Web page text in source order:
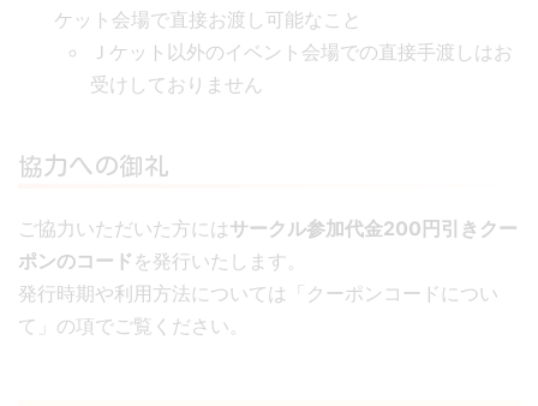
ケット会場で直接お渡し可能なこと
Ｊケット以外のイベント会場での直接手渡しはお
受けしておりません
協力への御礼
ご協力いただいた方にはサークル参加代金200円引きクー
ポンのコード を発行いたします。
発行時期や利用方法については「クーポンコードについ
て」の項でご覧ください。